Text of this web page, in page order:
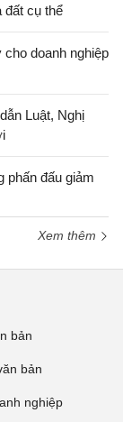
đất cụ thể
doanh nghiệp
Luật, Nghị
phấn đấu giảm
Xem thêm
bản
bản
nghiệp